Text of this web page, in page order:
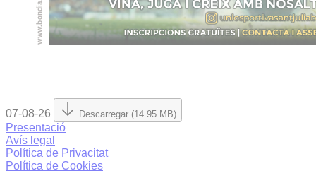
07-08-26 Descarregar (14.95 MB)
Presentació
Avís legal
Política de Privacitat
Política de Cookies